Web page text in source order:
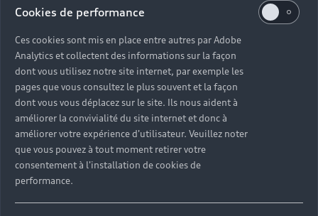
Cookies de performance
Ces cookies sont mis en place entre autres par Adobe
Analytics et collectent des informations sur la façon
dont vous utilisez notre site internet, par exemple les
pages que vous consultez le plus souvent et la façon
dont vous vous déplacez sur le site. Ils nous aident à
améliorer la convivialité du site internet et donc à
améliorer votre expérience d'utilisateur. Veuillez noter
que vous pouvez à tout moment retirer votre
consentement à l'installation de cookies de
performance.